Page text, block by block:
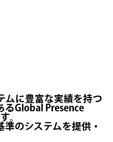
ムに豊富な実績を持つ
るGlobal Presence
。
のシステムを提供・